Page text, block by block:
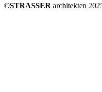
©STRASSER architekten